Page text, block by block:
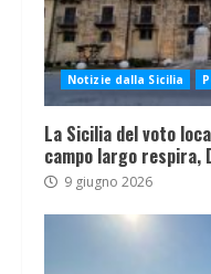
Notizie dalla Sicilia
La Sicilia del voto
campo largo respira,
9 giugno 2026